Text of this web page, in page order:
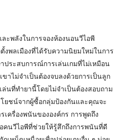
ะพลังในการจองห้องนอนวีไอพี
พลเมืองที่ได้รับความนิยมใหม่ในการ
ระสบการณ์การเล่นเกมที่ไม่เหมือน
ขาไม่จำเป็นต้องจบลงด้วยการเป็นลูก
ล่นที่ทำยานี้โดยไม่จำเป็นต้องสอบถาม
ยชน์จากผู้ซื้อกลุ่มป้องกันและคุณจะ
เครื่องพนันขององค์กร การพูดถึง
อคนวีไอพีที่ช่วยให้รู้สึกถึงการพนันที่ดี